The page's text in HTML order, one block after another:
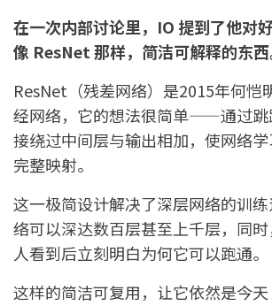
在一次内部讨论里，IO 提到了他对
像 ResNet 那样，简洁可解释的东西
ResNet（残差网络）是2015年何恺
经网络，它的想法很简单——通过跳
接绕过中间层与输出相加，使网络
完整映射。
这一极简设计解决了深层网络的训
络可以深达数百层甚至上千层，同
人看到后立刻明白为何它可以跑通。
这样的简洁可复用，让它依然是今天